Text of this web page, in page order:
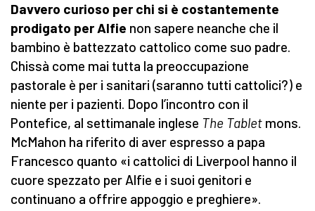
Davvero curioso per chi si è costantemente
prodigato per Alfie non sapere neanche che il
bambino è battezzato cattolico come suo padre.
Chissà come mai tutta la preoccupazione
pastorale è per i sanitari (saranno tutti cattolici?) e
niente per i pazienti. Dopo l’incontro con il
Pontefice, al settimanale inglese The Tablet mons.
McMahon ha riferito di aver espresso a papa
Francesco quanto «i cattolici di Liverpool hanno il
cuore spezzato per Alfie e i suoi genitori e
continuano a offrire appoggio e preghiere».